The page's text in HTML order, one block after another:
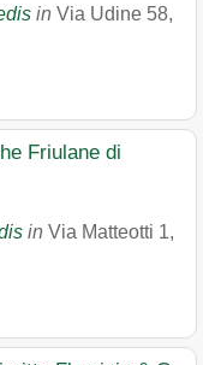
in Via Udine 58,
Friulane di
in Via Matteotti 1,